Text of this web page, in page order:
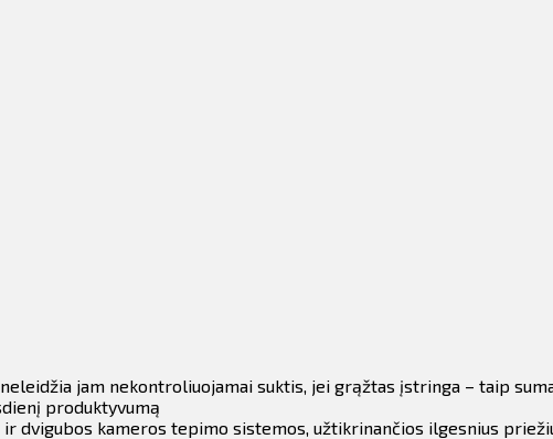
jam nekontroliuojamai suktis, jei grąžtas įstringa – taip
produktyvumą
dvigubos kameros tepimo sistemos, užtikrinančios ilgesnius